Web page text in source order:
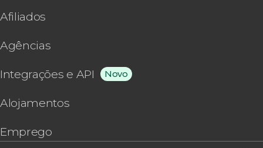
Afiliados
Agências
Integrações e API Novo
Alojamentos
Emprego